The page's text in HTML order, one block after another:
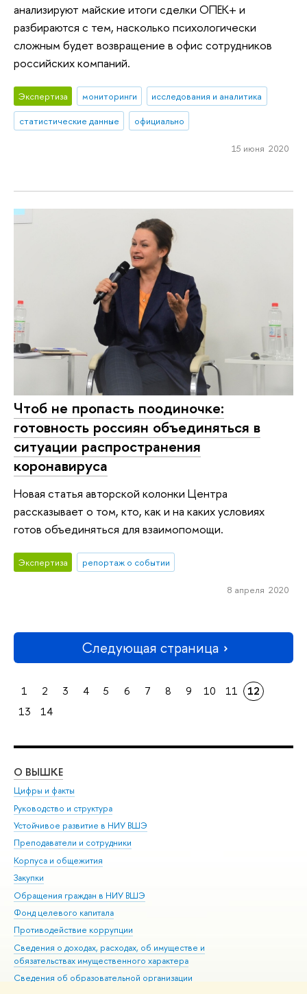
анализируют майские итоги сделки ОПЕК+ и
разбираются с тем, насколько психологически
сложным будет возвращение в офис сотрудников
российских компаний.
Экспертиза мониторинги
исследования и аналитика
статистические данные
официально
15 июня 2020
Чтоб не пропасть поодиночке:
готовность россиян объединяться в
ситуации распространения
коронавируса
Новая статья авторской колонки Центра
рассказывает о том, кто, как и на каких условиях
готов объединяться для взаимопомощи.
Экспертиза репортаж о событии
8 апреля 2020
Следующая страница
1 2 3 4 5 6 7 8 9 10 11
12
13
14
О ВЫШКЕ
Цифры и факты
Руководство и структура
Устойчивое развитие в НИУ ВШЭ
Преподаватели и сотрудники
Корпуса и общежития
Закупки
Обращения граждан в НИУ ВШЭ
Фонд целевого капитала
Противодействие коррупции
Сведения о доходах, расходах, об имуществе и
обязательствах имущественного характера
Сведения об образовательной организации